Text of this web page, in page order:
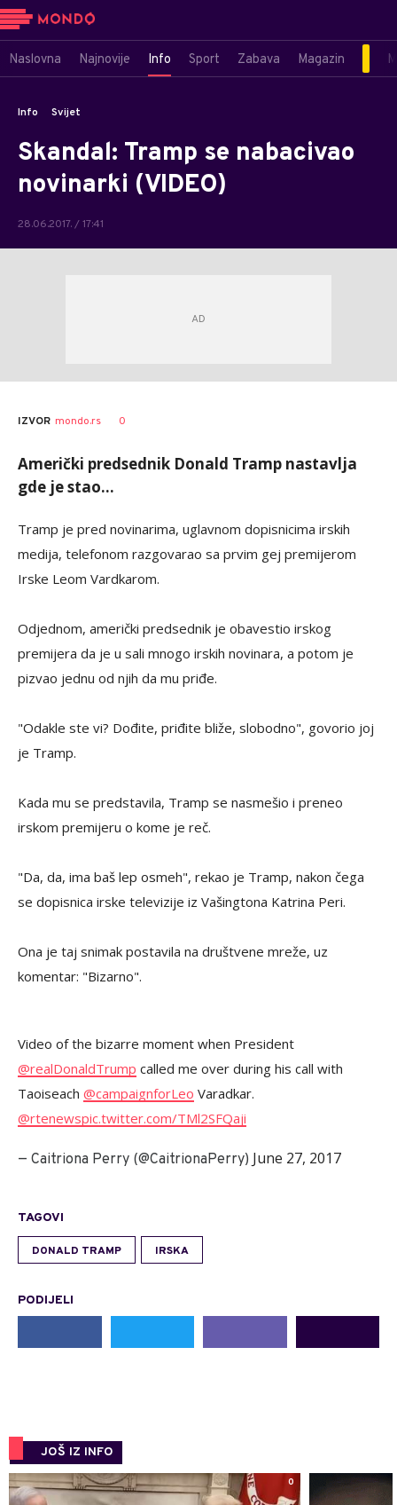
Naslovna Najnovije Info Sport Zabava Magazin
Info Svijet
Skandal: Tramp se nabacivao
novinarki (VIDEO)
28.06.2017. / 17:41
IZVOR mondo.rs 0
Američki predsednik Donald Tramp nastavlja
gde je stao...
Tramp je pred novinarima, uglavnom dopisnicima irskih
medija, telefonom razgovarao sa prvim gej premijerom
Irske Leom Vardkarom.
Odjednom, američki predsednik je obavestio irskog
premijera da je u sali mnogo irskih novinara, a potom je
pizvao jednu od njih da mu priđe.
"Odakle ste vi? Dođite, priđite bliže, slobodno", govorio joj
je Tramp.
Kada mu se predstavila, Tramp se nasmešio i preneo
irskom premijeru o kome je reč.
"Da, da, ima baš lep osmeh", rekao je Tramp, nakon čega
se dopisnica irske televizije iz Vašingtona Katrina Peri.
Ona je taj snimak postavila na društvene mreže, uz
komentar: "Bizarno".
Video of the bizarre moment when President
@realDonaldTrump called me over during his call with
Taoiseach @campaignforLeo Varadkar.
@rtenewspic.twitter.com/TMl2SFQaji
— Caitriona Perry (@CaitrionaPerry) June 27, 2017
TAGOVI
DONALD TRAMP IRSKA
PODIJELI
JOŠ IZ INFO
0